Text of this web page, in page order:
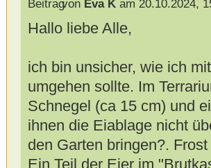
von Eva Kam 20.10.2024,
Hallo liebe Alle,
ich bin unsicher, wie ich
umgehen sollte. Im
Schnegel (ca 15 cm) und
ihnen die Eiablage nicht
den Garten bringen?.
Ein Teil der Eier im